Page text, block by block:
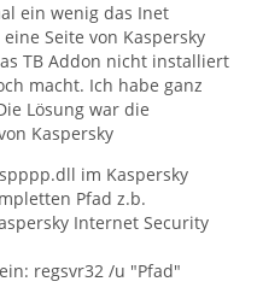
ein wenig das Inet
Seite von Kaspersky
TB Addon nicht installiert
macht. Ich habe ganz
Lösung war die
Kaspersky
im Kaspersky
Pfad z.b.
Internet Security
regsvr32 /u "Pfad"